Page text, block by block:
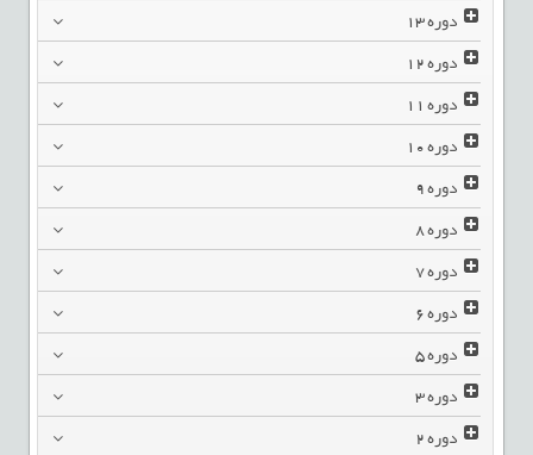
دوره13
دوره12
دوره11
دوره10
دوره9
دوره8
دوره7
دوره6
دوره5
دوره3
دوره2